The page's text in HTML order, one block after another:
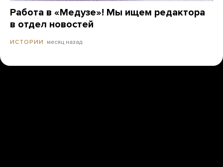
Работа в «Медузе»! Мы ищем редактора
в отдел новостей
ИСТОРИИ месяц назад